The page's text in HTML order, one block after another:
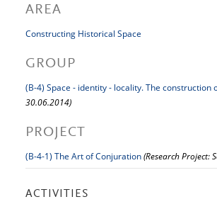
AREA
Constructing Historical Space
GROUP
(B-4) Space - identity - locality. The
30.06.2014)
PROJECT
(B-4-1) The Art of Conjuration(Research Project:
ACTIVITIES